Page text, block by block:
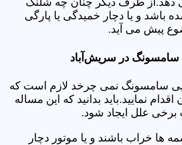
باشد و یا دچار خمیدگی یا پارگی
پیش می آید.
سامسونگ در سریش‌آباد
سامسونگ نمی چرخد لازم است که
نمایید.باید بدانید که این مساله
برخی علل ایجاد شود.
ها خراب باشند و یا موتور دچار